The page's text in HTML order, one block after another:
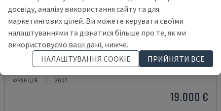
COMPACT 1000
BOSCHERT - ПУАНСОННИЙ ВЕРСТАТ CNC
ФРАНЦІЯ 2007
19.000 €
досвіду, аналізу використання сайту та для
маркетингових цілей. Ви можете керувати своїми
налаштуваннями та дізнатися більше про те, як ми
використовуємо ваші дані, нижче.
НАЛАШТУВАННЯ COOKIE
ПРИЙНЯТИ ВСЕ